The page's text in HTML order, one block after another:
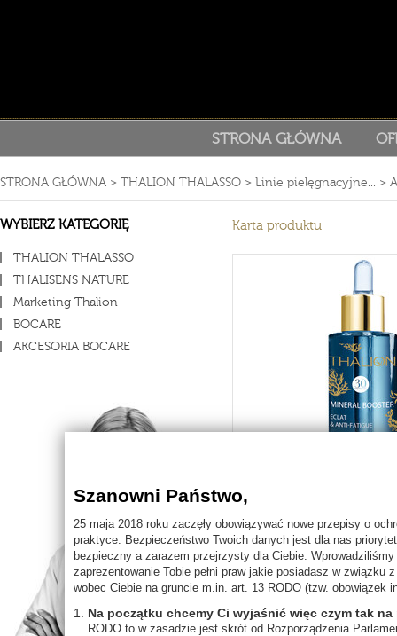
Szanowni Państwo,
25 maja 2018 roku zaczęły obowiązywać nowe przepisy o
praktyce. Bezpieczeństwo Twoich danych jest dla nas
bezpieczny a zarazem przejrzysty dla Ciebie.
zaprezentowanie Tobie pełni praw jakie posiadasz w
wobec Ciebie na gruncie m.in. art. 13 RODO (tzw. obowiązek
Na początku chcemy Ci wyjaśnić więc czym tak na
RODO to w zasadzie jest skrót od Rozporządzenia
STRONA GŁÓWNA
STRONA GŁÓWNA > THALION THALASSO > Linie pielęgnacyjne... >
WYBIERZ KATEGORIĘ
THALION THALASSO
THALISENS NATURE
Marketing Thalion
BOCARE
AKCESORIA BOCARE
Karta produktu